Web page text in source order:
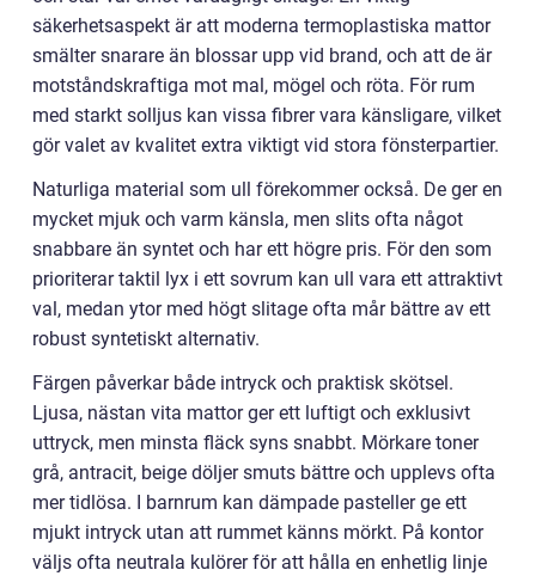
säkerhetsaspekt är att moderna termoplastiska mattor
smälter snarare än blossar upp vid brand, och att de är
motståndskraftiga mot mal, mögel och röta. För rum
med starkt solljus kan vissa fibrer vara känsligare, vilket
gör valet av kvalitet extra viktigt vid stora fönsterpartier.
Naturliga material som ull förekommer också. De ger en
mycket mjuk och varm känsla, men slits ofta något
snabbare än syntet och har ett högre pris. För den som
prioriterar taktil lyx i ett sovrum kan ull vara ett attraktivt
val, medan ytor med högt slitage ofta mår bättre av ett
robust syntetiskt alternativ.
Färgen påverkar både intryck och praktisk skötsel.
Ljusa, nästan vita mattor ger ett luftigt och exklusivt
uttryck, men minsta fläck syns snabbt. Mörkare toner
grå, antracit, beige döljer smuts bättre och upplevs ofta
mer tidlösa. I barnrum kan dämpade pasteller ge ett
mjukt intryck utan att rummet känns mörkt. På kontor
väljs ofta neutrala kulörer för att hålla en enhetlig linje